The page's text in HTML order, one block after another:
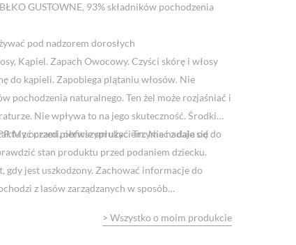
GUSTOWNE, 93% składników pochodzenia
pod nadzorem dorosłych
Kąpiel. Zapach Owocowy. Czyści skórę i włosy
do kąpieli. Zapobiega plątaniu włosów. Nie
pochodzenia naturalnego. Ten żel może rozjaśniać i
Nie wpływa to na jego skuteczność. Środki
z oczami, obficie spłukać. Trzymać z dala od
Myć przed pierwszym użyciem. Nie nadaje się do
stan produktu przed podaniem dziecku.
jest uszkodzony. Zachować informacje do
z lasów zarządzanych w sposób
> Wszystko o moim produkcie